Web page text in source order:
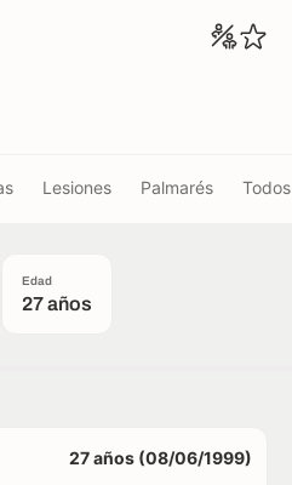
Lesiones Palmarés
Edad
27 años
27 años (08/06/1999)